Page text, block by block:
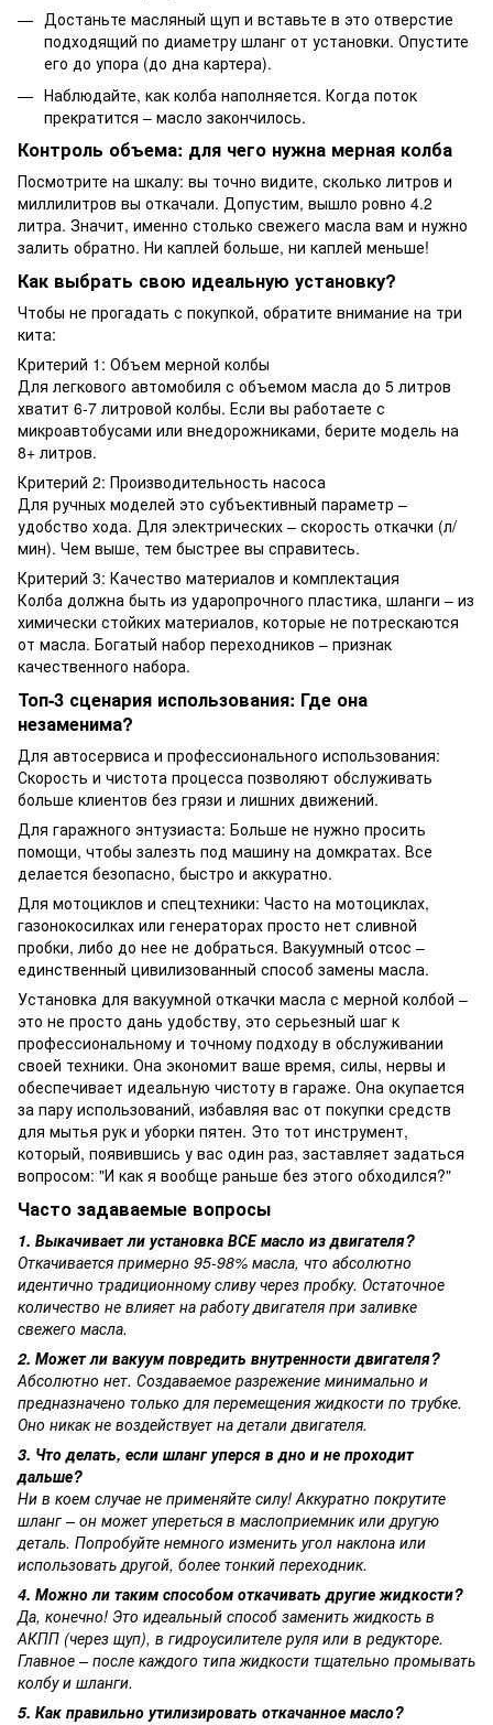
Достаньте масляный щуп и вставьте в это отверстие
подходящий по диаметру шланг от установки. Опустите
его до упора (до дна картера).
Наблюдайте, как колба наполняется. Когда поток
прекратится – масло закончилось.
Контроль объема: для чего нужна мерная колба
Посмотрите на шкалу: вы точно видите, сколько литров и
миллилитров вы откачали. Допустим, вышло ровно 4.2
литра. Значит, именно столько свежего масла вам и нужно
залить обратно. Ни каплей больше, ни каплей меньше!
Как выбрать свою идеальную установку?
Чтобы не прогадать с покупкой, обратите внимание на три
кита:
Критерий 1: Объем мерной колбы
Для легкового автомобиля с объемом масла до 5 литров
хватит 6-7 литровой колбы. Если вы работаете с
микроавтобусами или внедорожниками, берите модель на
8+ литров.
Критерий 2: Производительность насоса
Для ручных моделей это субъективный параметр –
удобство хода. Для электрических – скорость откачки (л/
мин). Чем выше, тем быстрее вы справитесь.
Критерий 3: Качество материалов и комплектация
Колба должна быть из ударопрочного пластика, шланги – из
химически стойких материалов, которые не потрескаются
от масла. Богатый набор переходников – признак
качественного набора.
Топ-3 сценария использования: Где она
незаменима?
Для автосервиса и профессионального использования:
Скорость и чистота процесса позволяют обслуживать
больше клиентов без грязи и лишних движений.
Для гаражного энтузиаста: Больше не нужно просить
помощи, чтобы залезть под машину на домкратах. Все
делается безопасно, быстро и аккуратно.
Для мотоциклов и спецтехники: Часто на мотоциклах,
газонокосилках или генераторах просто нет сливной
пробки, либо до нее не добраться. Вакуумный отсос –
единственный цивилизованный способ замены масла.
Установка для вакуумной откачки масла с мерной колбой –
это не просто дань удобству, это серьезный шаг к
профессиональному и точному подходу в обслуживании
своей техники. Она экономит ваше время, силы, нервы и
обеспечивает идеальную чистоту в гараже. Она окупается
за пару использований, избавляя вас от покупки средств
для мытья рук и уборки пятен. Это тот инструмент,
который, появившись у вас один раз, заставляет задаться
вопросом: "И как я вообще раньше без этого обходился?"
Часто задаваемые вопросы
1. Выкачивает ли установка ВСЕ масло из двигателя?
Откачивается примерно 95-98% масла, что абсолютно
идентично традиционному сливу через пробку. Остаточное
количество не влияет на работу двигателя при заливке
свежего масла.
2. Может ли вакуум повредить внутренности двигателя?
Абсолютно нет. Создаваемое разрежение минимально и
предназначено только для перемещения жидкости по трубке.
Оно никак не воздействует на детали двигателя.
3. Что делать, если шланг уперся в дно и не проходит
дальше?
Ни в коем случае не применяйте силу! Аккуратно покрутите
шланг – он может упереться в маслоприемник или другую
деталь. Попробуйте немного изменить угол наклона или
использовать другой, более тонкий переходник.
4. Можно ли таким способом откачивать другие жидкости?
Да, конечно! Это идеальный способ заменить жидкость в
АКПП (через щуп), в гидроусилителе руля или в редукторе.
Главное – после каждого типа жидкости тщательно промывать
колбу и шланги.
5. Как правильно утилизировать откачанное масло?